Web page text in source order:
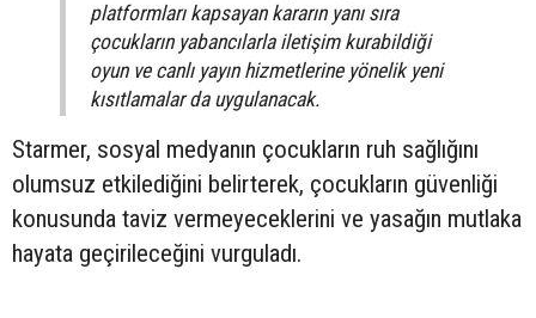
platformları kapsayan kararın yanı sıra
çocukların yabancılarla iletişim kurabildiği
oyun ve canlı yayın hizmetlerine yönelik yeni
kısıtlamalar da uygulanacak.
Starmer, sosyal medyanın çocukların ruh sağlığını
olumsuz etkilediğini belirterek, çocukların güvenliği
konusunda taviz vermeyeceklerini ve yasağın mutlaka
hayata geçirileceğini vurguladı.